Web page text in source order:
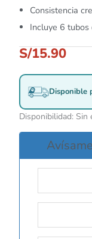
Consistencia
Incluye 6
S/15.90
Disponible
Disponibilidad: Sin